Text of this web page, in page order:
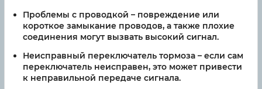
Проблемы с проводкой – повреждение или
короткое замыкание проводов, а также плохие
соединения могут вызвать высокий сигнал.
Неисправный переключатель тормоза – если сам
переключатель неисправен, это может привести
к неправильной передаче сигнала.